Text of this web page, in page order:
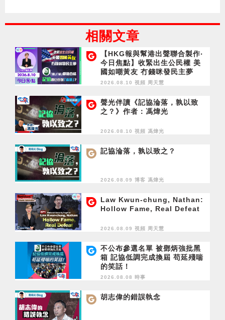
相關文章
【HKG報與幫港出聲聯合製作‧
今日焦點】收緊出生公民權 美
國如嘲黃友 冇錢咪發民主夢
「質」「量」都唔合格 記協憑
2026.08.10 視頻 周天慧
聲光伴讀《記協淪落，孰以致
之？》作者：馮煒光
2026.08.10 視頻 馮煒光
記協淪落，孰以致之？
2026.08.09 博客 馮煒光
Law Kwun-chung, Nathan:
Hollow Fame, Real Defeat
2026.08.09 視頻 周天慧
不公布參選名單 被鄧炳強批黑
箱 記協低調完成換屆 苟延殘喘
的笑話！
2026.08.08 時事
胡志偉的錯誤執念